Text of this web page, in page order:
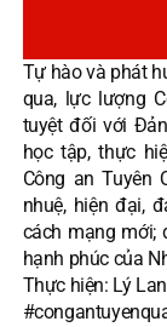
Tự hào và phát
qua, lực lượng
tuyệt đối với
học tập, thực
Công an Tuyên
nhuệ, hiện đại,
cách mạng mới;
hạnh phúc của
Thực hiện: Lý Lan